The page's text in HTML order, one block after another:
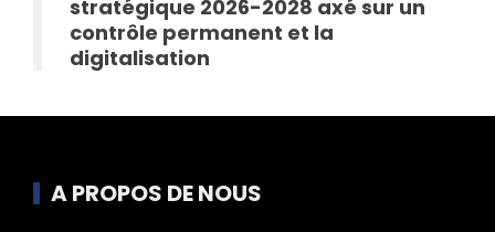
stratégique 2026-2028 axé sur un
contrôle permanent et la
digitalisation
A PROPOS DE NOUS